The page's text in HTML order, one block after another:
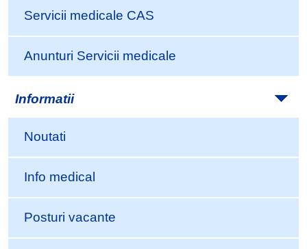
Servicii medicale CAS
Anunturi Servicii medicale
Informatii
Noutati
Info medical
Posturi vacante